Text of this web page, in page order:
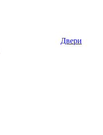
Двери